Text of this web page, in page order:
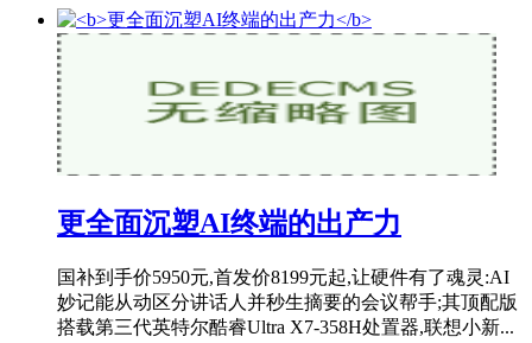
更全面沉塑AI终端的出产力
国补到手价5950元,首发价8199元起,让硬件有了魂灵:AI
妙记能从动区分讲话人并秒生摘要的会议帮手;其顶配版
搭载第三代英特尔酷睿Ultra X7-358H处置器,联想小新...